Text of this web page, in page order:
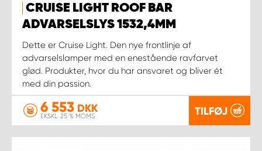
CRUISE LIGHT ROOF BAR
ADVARSELSLYS 1532,4MM
Dette er Cruise Light. Den nye frontlinje af
advarselslamper med en enestående ravfarvet
glød. Produkter, hvor du har ansvaret og bliver ét
med din passion.
6 553 DKK
EKSKL. 25 % MOMS TILFØJ